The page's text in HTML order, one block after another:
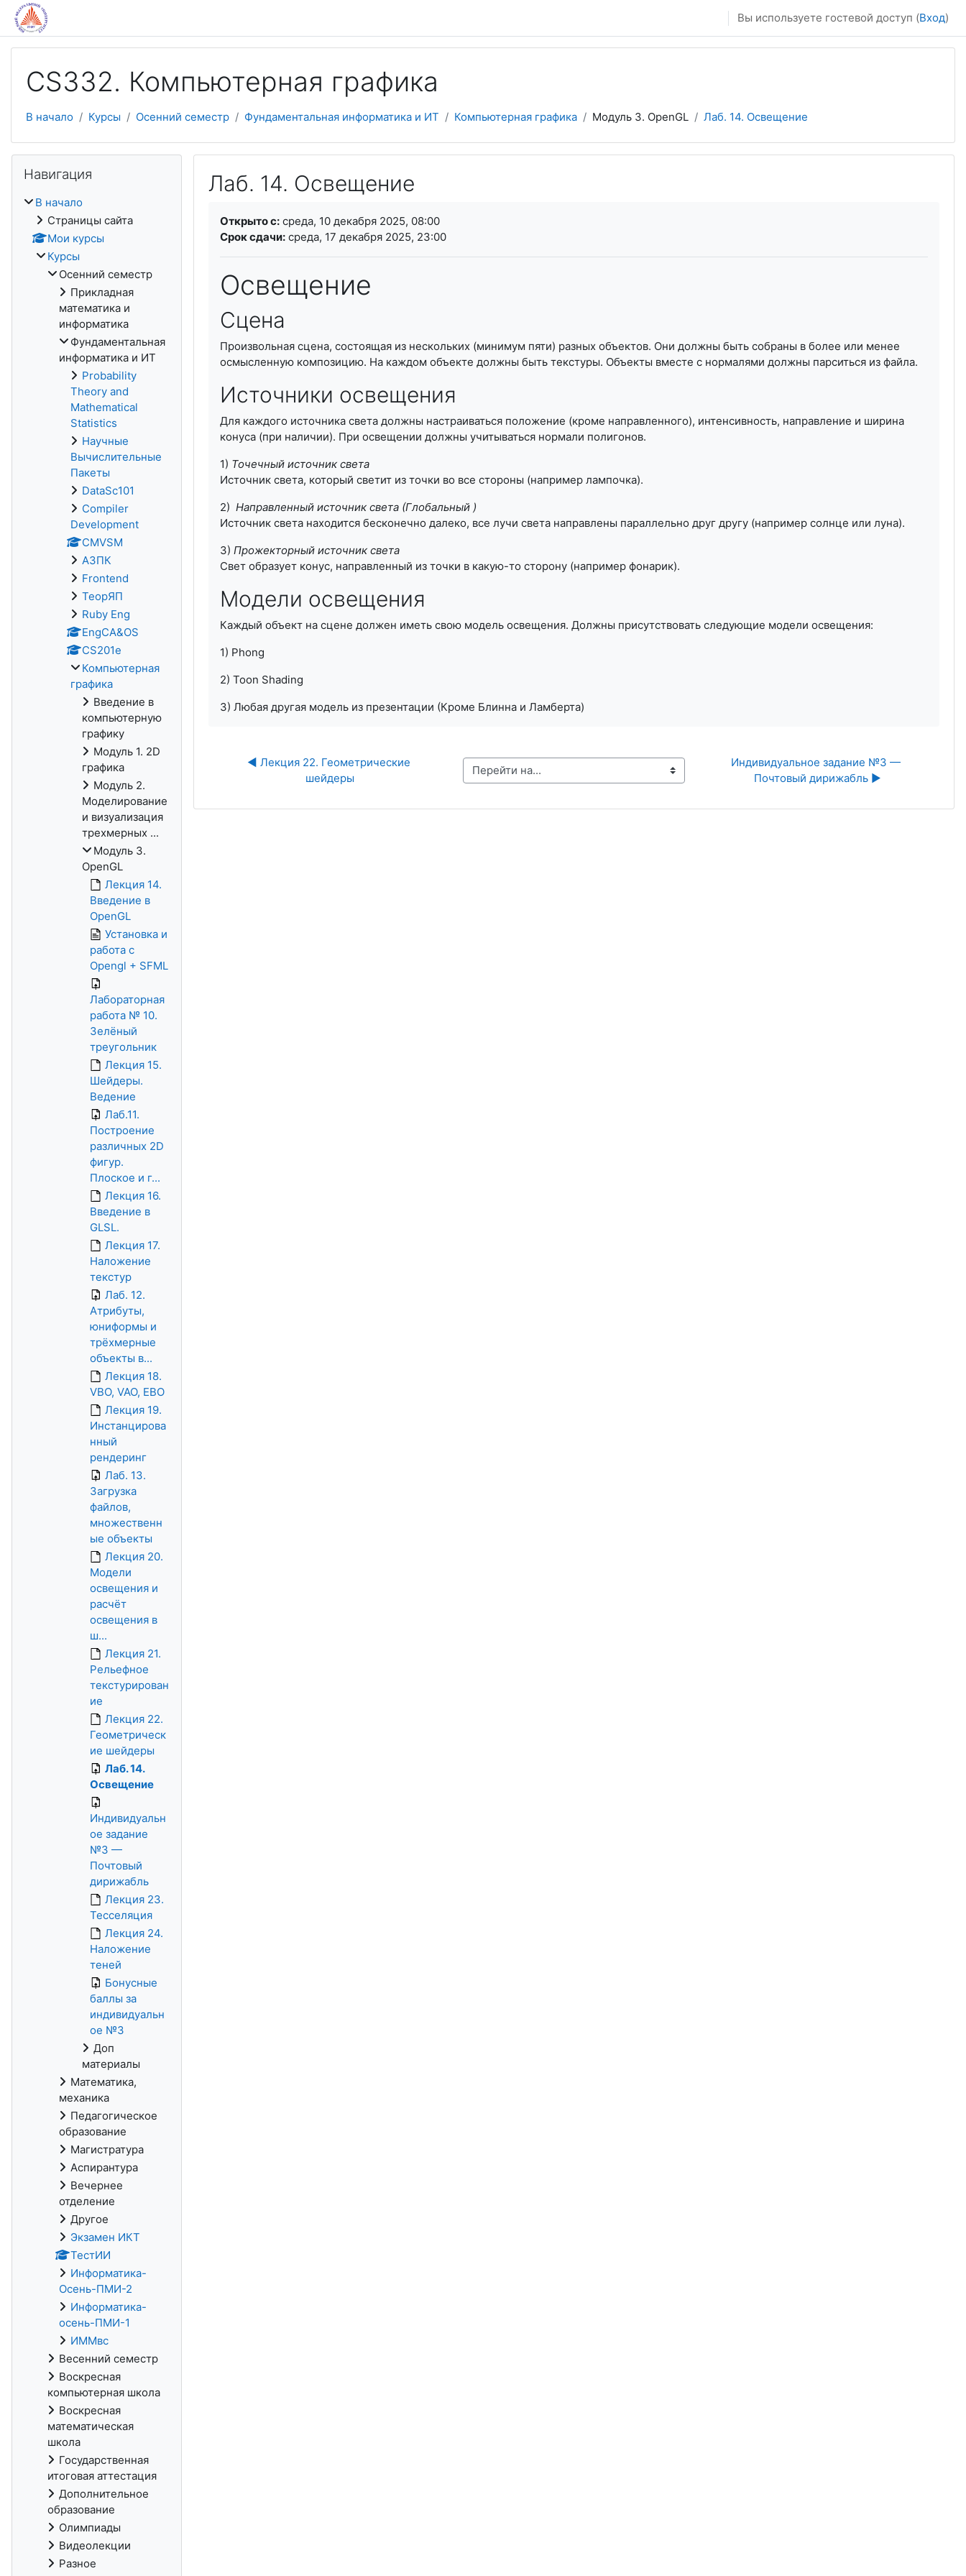
Перейти к основному содержанию
Вы используете гостевой доступ (Вход)
CS332. Компьютерная графика
В начало Курсы Осенний семестр Фундаментальная информатика и ИТ Компьютерная графика Модуль 3. OpenGL Лаб. 14. Освещение
Лаб. 14. Освещение
Открыто с:среда, 10 декабря 2025, 08:00
Срок сдачи:среда, 17 декабря 2025, 23:00
Освещение
Сцена
Произвольная сцена, состоящая из нескольких (минимум пяти) разных объектов. Они должны быть собраны в более или менее
осмысленную композицию. На каждом объекте должны быть текстуры. Объекты вместе с нормалями должны парситься из файла.
Источники освещения
Для каждого источника света должны настраиваться положение (кроме направленного), интенсивность, направление и ширина
конуса (при наличии). При освещении должны учитываться нормали полигонов.
1) Точечный источник света
Источник света, который светит из точки во все стороны (например лампочка).
2) Направленный источник света (Глобальный )
Источник света находится бесконечно далеко, все лучи света направлены параллельно друг другу (например солнце или луна).
3) Прожекторный источник света
Свет образует конус, направленный из точки в какую-то сторону (например фонарик).
Модели освещения
Каждый объект на сцене должен иметь свою модель освещения. Должны присутствовать следующие модели освещения:
1) Phong
2) Toon Shading
3) Любая другая модель из презентации (Кроме Блинна и Ламберта)
◀︎ Лекция 22. Геометрические
шейдеры
Перейти на...
Индивидуальное задание №3 —
Почтовый дирижабль ▶︎
Навигация
В начало
Страницы сайта
Мои курсы
Курсы
Осенний семестр
Прикладная
математика и
информатика
Фундаментальная
информатика и ИТ
Probability
Theory and
Mathematical
Statistics
Научные
Вычислительные
Пакеты
DataSc101
Compiler
Development
CMVSM
АЗПК
Frontend
ТеорЯП
Ruby Eng
EngCA&OS
CS201e
Компьютерная
графика
Введение в
компьютерную
графику
Модуль 1. 2D
графика
Модуль 2.
Моделирование
и визуализация
трехмерных ...
Модуль 3.
OpenGL
Лекция 14.
Введение в
OpenGL
Установка и
работа с
Opengl + SFML
Лабораторная
работа № 10.
Зелёный
треугольник
Лекция 15.
Шейдеры.
Ведение
Лаб.11.
Построение
различных 2D
фигур.
Плоское и г...
Лекция 16.
Введение в
GLSL.
Лекция 17.
Наложение
текстур
Лаб. 12.
Атрибуты,
юниформы и
трёхмерные
объекты в...
Лекция 18.
VBO, VAO, EBO
Лекция 19.
Инстанцирова
нный
рендеринг
Лаб. 13.
Загрузка
файлов,
множественн
ые объекты
Лекция 20.
Модели
освещения и
расчёт
освещения в
ш...
Лекция 21.
Рельефное
текстурирован
ие
Лекция 22.
Геометрическ
ие шейдеры
Лаб. 14.
Освещение
Индивидуальн
ое задание
№3 —
Почтовый
дирижабль
Лекция 23.
Тесселяция
Лекция 24.
Наложение
теней
Бонусные
баллы за
индивидуальн
ое №3
Доп
материалы
Математика,
механика
Педагогическое
образование
Магистратура
Аспирантура
Вечернее
отделение
Другое
Экзамен ИКТ
ТестИИ
Информатика-
Осень-ПМИ-2
Информатика-
осень-ПМИ-1
ИММвс
Весенний семестр
Воскресная
компьютерная школа
Воскресная
математическая
школа
Государственная
итоговая аттестация
Дополнительное
образование
Олимпиады
Видеолекции
Разное